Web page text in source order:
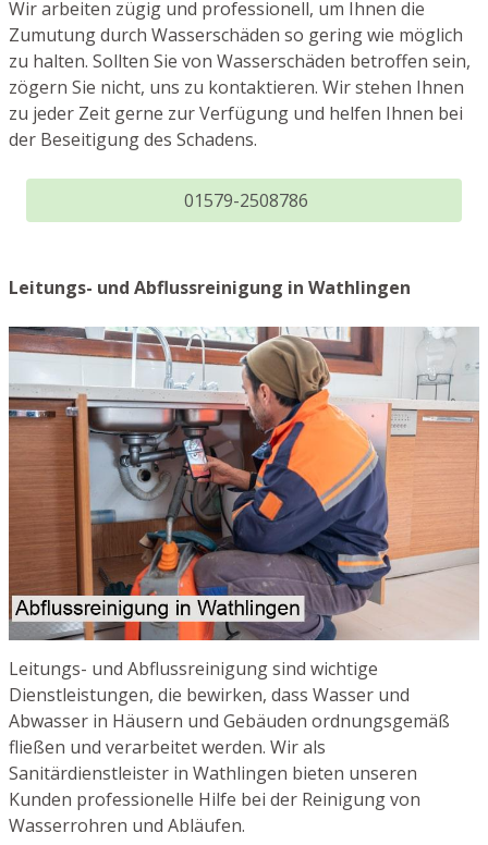
Wir arbeiten zügig und professionell, um Ihnen die
Zumutung durch Wasserschäden so gering wie möglich
zu halten. Sollten Sie von Wasserschäden betroffen sein,
zögern Sie nicht, uns zu kontaktieren. Wir stehen Ihnen
zu jeder Zeit gerne zur Verfügung und helfen Ihnen bei
der Beseitigung des Schadens.
01579-2508786
Leitungs- und Abflussreinigung in Wathlingen
Leitungs- und Abflussreinigung sind wichtige
Dienstleistungen, die bewirken, dass Wasser und
Abwasser in Häusern und Gebäuden ordnungsgemäß
fließen und verarbeitet werden. Wir als
Sanitärdienstleister in Wathlingen bieten unseren
Kunden professionelle Hilfe bei der Reinigung von
Wasserrohren und Abläufen.